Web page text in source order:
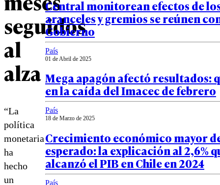
seguidos
al
alza
“La
política
monetaria
ha
hecho
un
Central monitorean efectos de
aranceles y gremios se reúnen
Gobierno
País
01 de Abril de 2025
Mega apagón afectó resultados:
en la caída del Imacec de febrero
País
18 de Marzo de 2025
Crecimiento económico mayor
esperado: la explicación al 2,6%
alcanzó el PIB en Chile en 2024
País